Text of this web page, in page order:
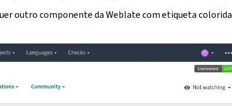
outro componente da Weblate com etiqueta colorida